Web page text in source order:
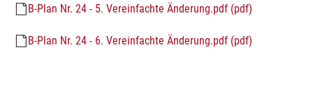
B-Plan Nr. 24 - 5. Vereinfachte Änderung.pdf (pdf)
B-Plan Nr. 24 - 6. Vereinfachte Änderung.pdf (pdf)